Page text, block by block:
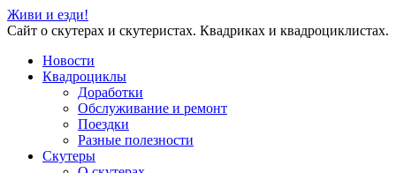
Живи и езди!
Сайт о скутерах и скутеристах. Квадриках и квадроциклистах.
Новости
Квадроциклы
Доработки
Обслуживание и ремонт
Поездки
Разные полезности
Скутеры